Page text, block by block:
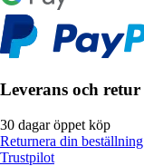
Leverans och retur
30 dagar öppet köp
Returnera din beställning
Trustpilot